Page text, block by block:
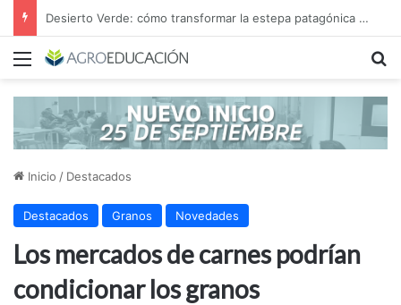
Desierto Verde: cómo transformar la estepa patagónica en un proyecto agroindustrial de exportación
Menú
Inicio / Destacados
Destacados Granos Novedades
Los mercados de carnes podrían
condicionar los granos